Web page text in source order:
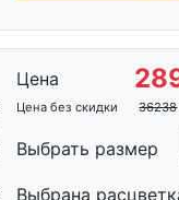
Цена
Цена без скидки 36238
Выбрать размер
Выбрана